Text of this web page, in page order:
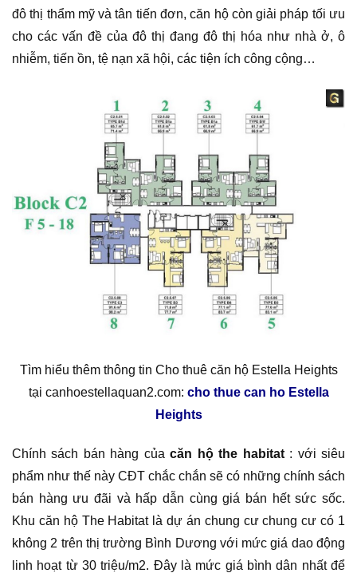
đô thị thẩm mỹ và tân tiến đơn, căn hộ còn giải pháp tối ưu
cho các vấn đề của đô thị đang đô thị hóa như nhà ở, ô
nhiễm, tiến ồn, tệ nạn xã hội, các tiện ích công cộng…
Tìm hiểu thêm thông tin Cho thuê căn hộ Estella Heights
tại canhoestellaquan2.com: cho thue can ho Estella
Heights
Chính sách bán hàng củacăn hộ the habitat: với siêu
phẩm như thế này CĐT chắc chắn sẽ có những chính sách
bán hàng ưu đãi và hấp dẫn cùng giá bán hết sức sốc.
Khu căn hộ The Habitat là dự án chung cư chung cư có 1
không 2 trên thị trường Bình Dương với mức giá dao động
linh hoạt từ 30 triệu/m2. Đây là mức giá bình dân nhất để